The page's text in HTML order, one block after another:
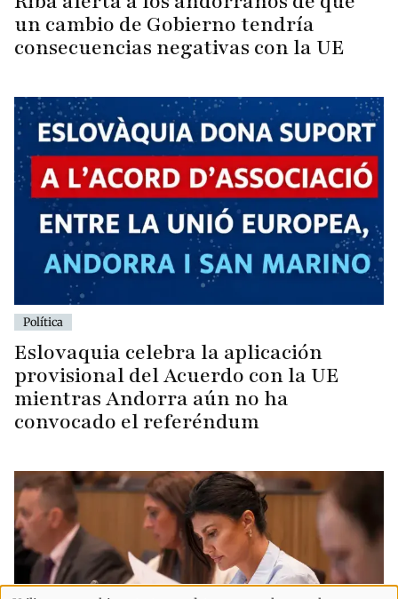
un cambio de Gobierno tendría
consecuencias negativas con la UE
Política
Eslovaquia celebra la aplicación
provisional del Acuerdo con la UE
mientras Andorra aún no ha
convocado el referéndum